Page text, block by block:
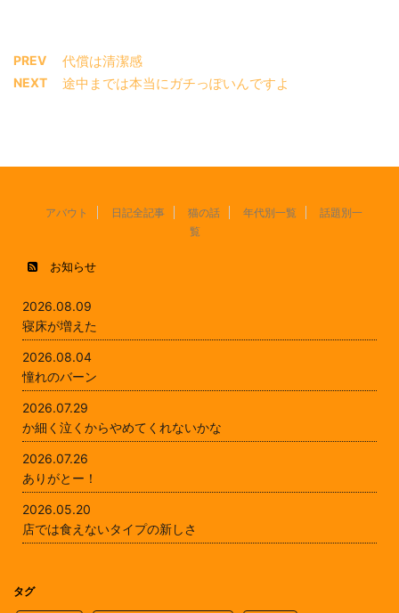
PREV 代償は清潔感
NEXT 途中までは本当にガチっぽいんですよ
アバウト 日記全記事 猫の話 年代別一覧
話題別一
覧
お知らせ
2026.08.09
寝床が増えた
2026.08.04
憧れのバーン
2026.07.29
か細く泣くからやめてくれないかな
2026.07.26
ありがとー！
2026.05.20
店では食えないタイプの新しさ
タグ